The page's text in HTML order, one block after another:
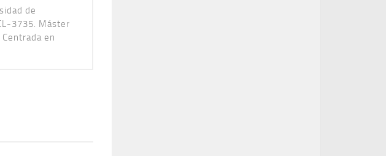
de
3735. Máster
en